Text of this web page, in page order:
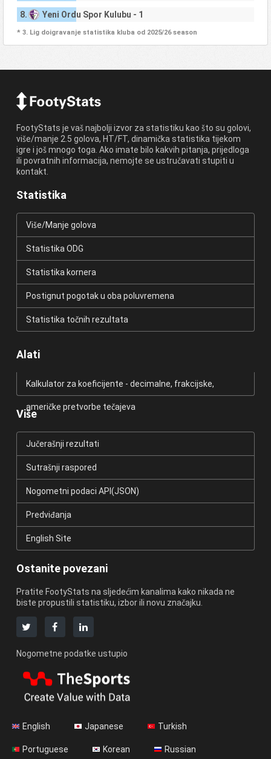
8. Yeni Ordu Spor Kulubu - 1
* 3. Lig doigravanje statistika kluba od 2025/26 season
FootyStats je vaš najbolji izvor za statistiku kao što su golovi,
više/manje 2.5 golova, HT/FT, dinamička statistika tijekom
igre i još mnogo toga. Ako imate bilo kakvih pitanja, prijedloga
ili povratnih informacija, nemojte se ustručavati stupiti u
kontakt.
Statistika
Više/Manje golova
Statistika ODG
Statistika kornera
Postignut pogotak u oba poluvremena
Statistika točnih rezultata
Alati
Kalkulator za koeficijente - decimalne, frakcijske,
američke pretvorbe tečajeva
Više
Jučerašnji rezultati
Sutrašnji raspored
Nogometni podaci API(JSON)
Predviđanja
English Site
Ostanite povezani
Pratite FootyStats na sljedećim kanalima kako nikada ne
biste propustili statistiku, izbor ili novu značajku.
Nogometne podatke ustupio
English Japanese Turkish
Portuguese Korean Russian